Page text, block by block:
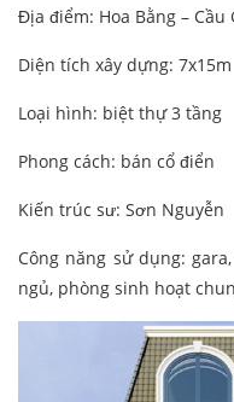
Địa điểm: Hoa Bằng – Cầu
Diện tích xây dựng: 7x15m
Loại hình: biệt thự 3 tầng
Phong cách: bán cổ điển
Kiến trúc sư: Sơn Nguyễn
Công năng sử dụng:
ngủ, phòng sinh hoạt